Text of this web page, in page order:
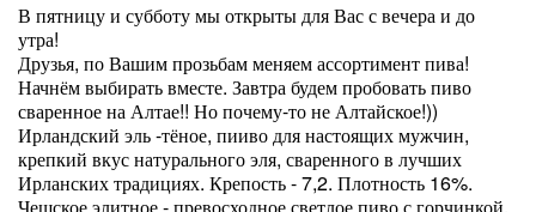
В пятницу и субботу мы открыты для Вас с вечера и до
утра!
Друзья, по Вашим прозьбам меняем ассортимент пива!
Начнём выбирать вместе. Завтра будем пробовать пиво
сваренное на Алтае!! Но почему-то не Алтайское!))
Ирландский эль -тёное, пииво для настоящих мужчин,
крепкий вкус натурального эля, сваренного в лучших
Ирланских традициях. Крепость - 7,2. Плотность 16%.